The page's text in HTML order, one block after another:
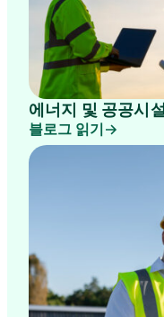
에너지 및 공공시
블로그 읽기